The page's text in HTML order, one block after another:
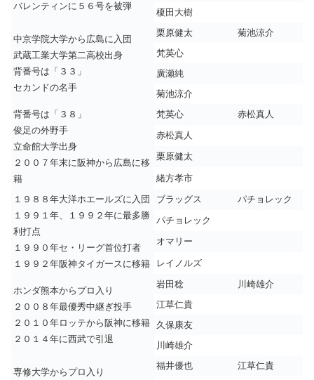
バレンティンに５６号を被弾
榎田大樹
中京学院大学から広島に入団
武蔵工業大学第二高校出身
背番号は「３３」
セカンドの名手
栗原健太
菊池涼介
梵英心
廣瀬純
菊池涼介
背番号は「３８」
俊足の外野手
立命館大学出身
２００７年末に阪神から広島に移
籍
梵英心
赤松真人
赤松真人
栗原健太
緒方孝市
１９８８年大洋ホエールズに入団
１９９１年、１９９２年に最多勝
利打点
１９９０年セ・リーグ首位打者
１９９２年阪神タイガースに移籍
ブラッグス
パチョレック
パチョレック
オマリー
レイノルズ
ホンダ熊本からプロ入り
２００８年最優秀中継ぎ投手
２０１０年ロッテから阪神に移籍
２０１４年に西武で引退
岩田稔
川崎雄介
江草仁貴
久保康友
川崎雄介
専修大学からプロ入り
福井優也
江草仁貴